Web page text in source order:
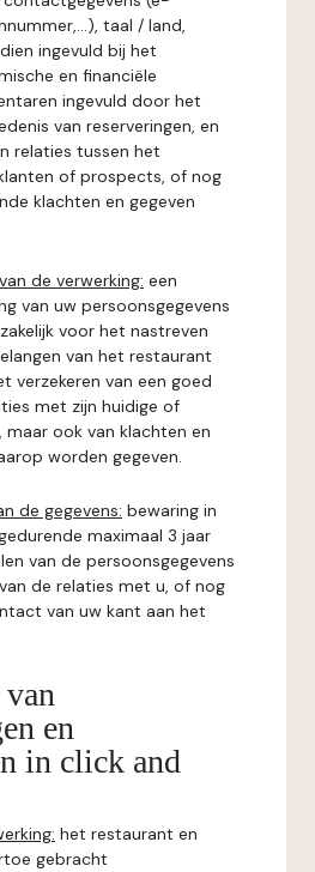
taal / land,
ingevuld bij het
en financiële
ingevuld door het
van reserveringen, en
relaties tussen het
of prospects, of nog
klachten en gegeven
de verwerking: een
van uw persoonsgegevens
voor het nastreven
van het restaurant
verzekeren van een goed
met zijn huidige of
ook van klachten en
worden gegeven.
de gegevens: bewaring in
maximaal 3 jaar
van de persoonsgegevens
de relaties met u, of nog
van uw kant aan het
en
in click and
het restaurant en
gebracht